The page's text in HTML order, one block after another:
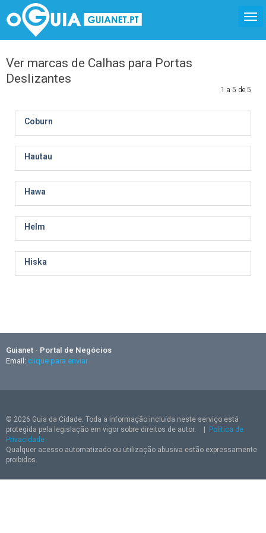
Ver marcas de Calhas para Portas
Deslizantes
1 a 5 de 5
Coburn
Hautau
Hawa
Helm
Hiska
Guianet - Portal de Negócios
Email: clique para enviar
© 2026 Guia da Cidade. Toda a informação incluída neste serviço está
protegida pela legislação em vigor sobre direitos de autor.
Política de
Privacidade
Qualquer acesso automatizado ou utilização abusiva estão expressamente
proibidos.